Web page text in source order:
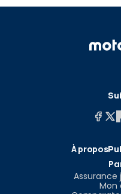
À propos
Mon